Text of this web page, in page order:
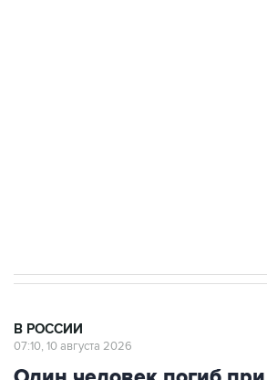
В РОССИИ
07:10, 10 августа 2026